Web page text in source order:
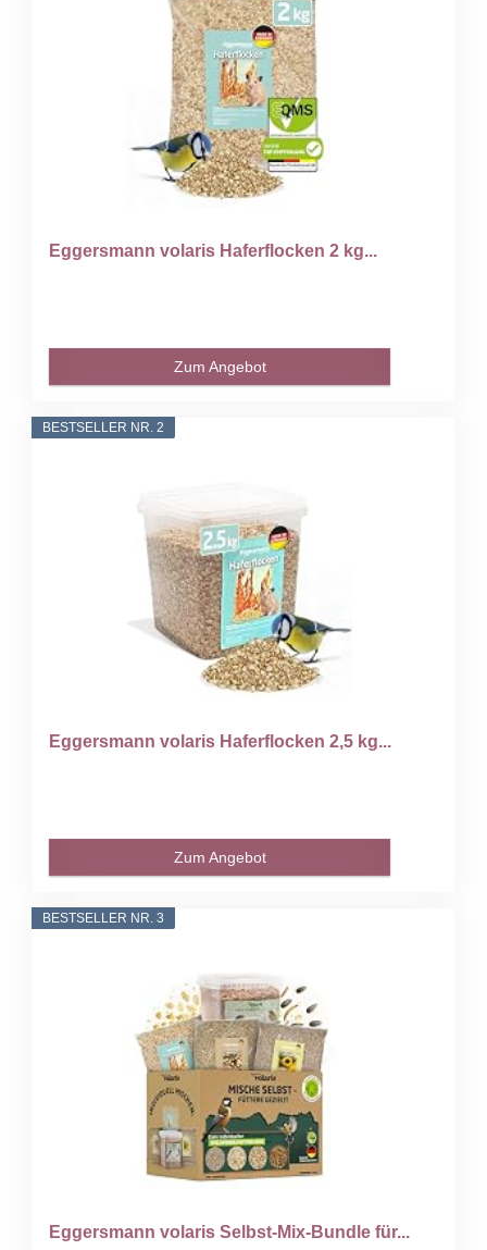
Eggersmann volaris Haferflocken 2 kg...
Zum Angebot
BESTSELLER NR. 2
Eggersmann volaris Haferflocken 2,5 kg...
Zum Angebot
BESTSELLER NR. 3
Eggersmann volaris Selbst-Mix-Bundle für...